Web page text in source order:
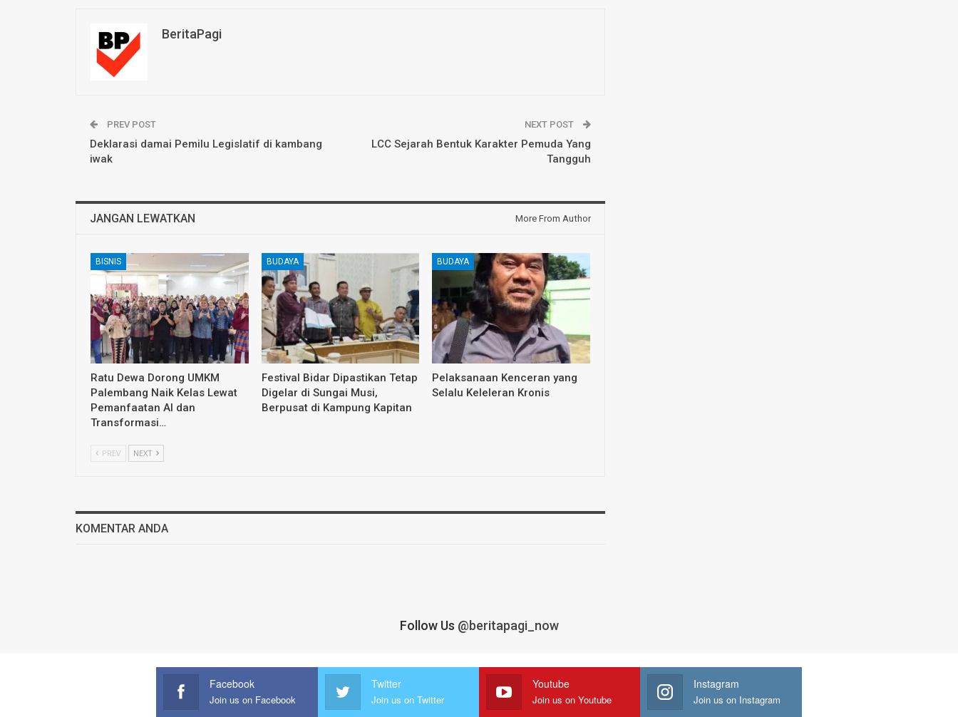
BeritaPagi
PREV POST
Deklarasi damai Pemilu Legislatif di kambang
iwak
NEXT POST
LCC Sejarah Bentuk Karakter Pemuda Yang
Tangguh
JANGAN LEWATKAN More From Author
BISNIS
Ratu Dewa Dorong UMKM
Palembang Naik Kelas Lewat
Pemanfaatan AI dan
Transformasi…
BUDAYA
Festival Bidar Dipastikan Tetap
Digelar di Sungai Musi,
Berpusat di Kampung Kapitan
BUDAYA
Pelaksanaan Kenceran yang
Selalu Keleleran Kronis
PREV NEXT
KOMENTAR ANDA
Follow Us @beritapagi_now
Facebook
Join us on Facebook
Twitter
Join us on Twitter
Youtube
Join us on Youtube
Instagram
Join us on Instagram